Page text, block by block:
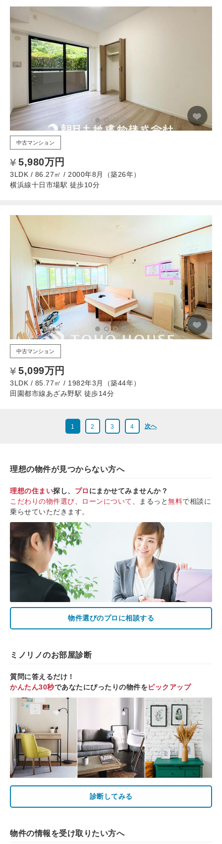
中古マンション
5,980万円
3LDK / 86.27㎡ / 2000年8月（築26年）
横浜線十日市場駅 徒歩10分
中古マンション
5,099万円
3LDK / 85.77㎡ / 1982年3月（築44年）
田園都市線あざみ野駅 徒歩14分
1 2 3 4 次へ
理想の物件が見つからない方へ
理想の住まい探し、 プロ にまかせてみませんか？
こだわりの物件選び
ローンについて 、まるっと無料で相談に
乗らせていただきます。
物件選びのプロに相談する
ミノリノのお部屋診断
質問に答えるだけ！
かんたん30秒であなたにぴったりの物件をピックアップ
診断してみる
物件の情報を受け取りたい方へ